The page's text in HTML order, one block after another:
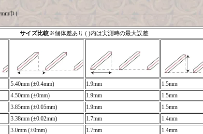
巾）
サイズ比較※個体差あり ( )内は実測時の最大誤差
5.40mm (±0.4mm) 1.9mm 1.5mm
4.50mm (±0mm) 1.9mm 1.5mm
3.85mm (±0.05mm) 1.9mm 1.5mm
3.38mm (±0.02mm) 1.7mm 1.4mm
3.0mm (±0mm) 1.7mm 1.4mm